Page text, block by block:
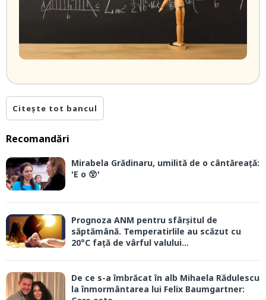
Citește tot bancul
Recomandări
Mirabela Grădinaru, umilită de o cântăreață:
'E o 😲'
Prognoza ANM pentru sfârșitul de
săptămână. Temperatirlile au scăzut cu
20°C față de vârful valului...
De ce s-a îmbrăcat în alb Mihaela Rădulescu
la înmormântarea lui Felix Baumgartner: